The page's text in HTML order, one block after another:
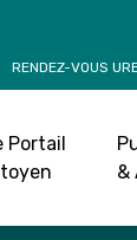
RENDEZ-VOUS
Portail
&
»Agenda